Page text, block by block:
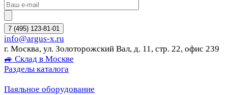
7 (495) 123-81-01
info@argus-x.ru
г. Москва, ул. Золоторожский Вал, д. 11, стр. 22, офис 239
🚙 Склад в Москве
Разделы каталога
Паяльное оборудование